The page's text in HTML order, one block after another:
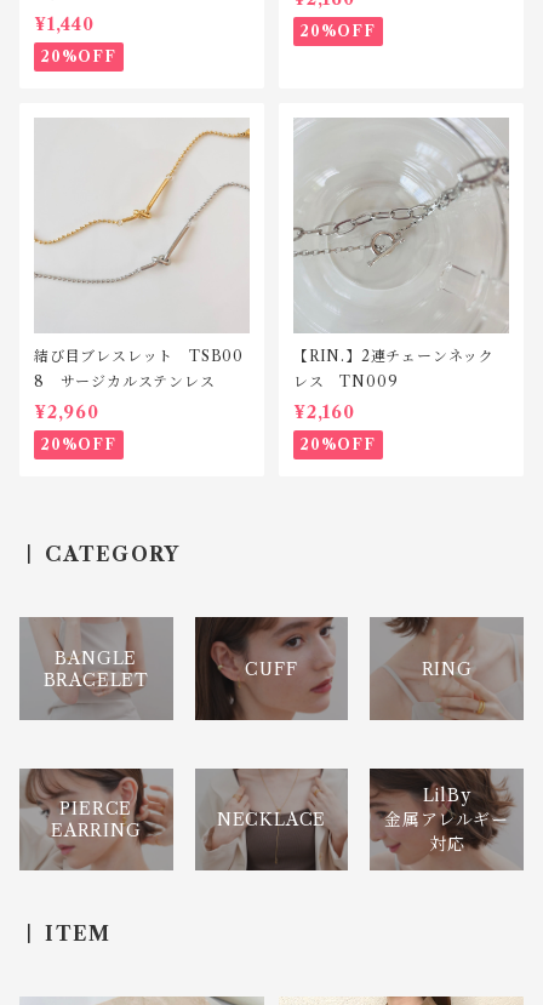
¥1,440
20%OFF
20%OFF
結び目ブレスレット TSB00
8 サージカルステンレス
¥2,960
20%OFF
【RIN.】2連チェーンネック
レス TN009
¥2,160
20%OFF
CATEGORY
BANGLE
BRACELET
CUFF RING
PIERCE
EARRING
NECKLACE
LilBy
金属アレルギー
対応
ITEM